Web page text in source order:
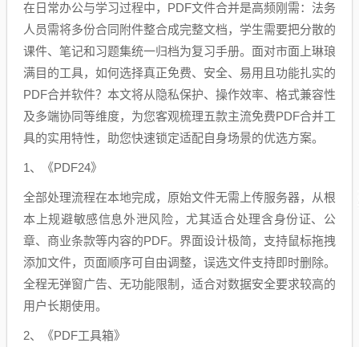
在日常办公与学习过程中，PDF文件合并是高频刚需：法务
人员需将多份合同附件整合成完整文档，学生需要把分散的
课件、笔记和习题集统一归档为复习手册。面对市面上琳琅
满目的工具，如何选择真正免费、安全、易用且功能扎实的
PDF合并软件？本文将从隐私保护、操作效率、格式兼容性
及多端协同等维度，为您客观梳理五款主流免费PDF合并工
具的实用特性，助您快速锁定适配自身场景的优选方案。
1、《PDF24》
全部处理流程在本地完成，原始文件无需上传服务器，从根
本上规避敏感信息外泄风险，尤其适合处理含身份证、公
章、商业条款等内容的PDF。界面设计极简，支持鼠标拖拽
添加文件，页面顺序可自由调整，误选文件支持即时删除。
全程无弹窗广告、无功能限制，适合对数据安全要求较高的
用户长期使用。
2、《PDF工具箱》